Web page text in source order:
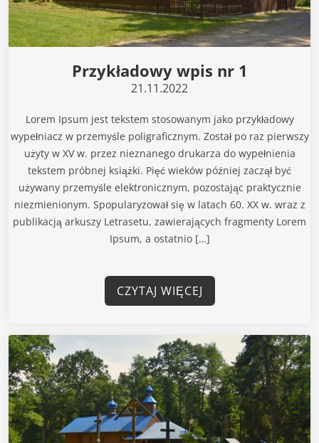
Przykładowy wpis nr 1
21.11.2022
Lorem Ipsum jest tekstem stosowanym jako przykładowy
wypełniacz w przemyśle poligraficznym. Został po raz pierwszy
użyty w XV w. przez nieznanego drukarza do wypełnienia
tekstem próbnej książki. Pięć wieków później zaczął być
używany przemyśle elektronicznym, pozostając praktycznie
niezmienionym. Spopularyzował się w latach 60. XX w. wraz z
publikacją arkuszy Letrasetu, zawierających fragmenty Lorem
Ipsum, a ostatnio […]
CZYTAJ WIĘCEJ